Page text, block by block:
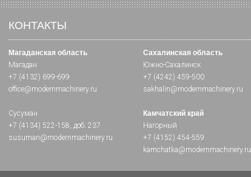
КОНТАКТЫ
Магаданская область
Магадан
+7 (4132) 699-699
office@modernmachinery.ru
Сусуман
+7 (4134) 522-158 , доб. 237
susuman@modernmachinery.ru
Сахалинская область
Южно-Сахалинск
+7 (4242) 459-500
sakhalin@modernmachinery.ru
Камчатский край
Нагорный
+7 (4152) 454-559
kamchatka@modernmachinery.ru